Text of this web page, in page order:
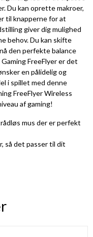
Du kan oprette makroer,
til knapperne for at
giver dig mulighed
behov. Du kan skifte
den perfekte balance
FreeFlyer er det
en pålidelig og
i spillet med denne
FreeFlyer Wireless
af gaming!
mus der er perfekt
så det passer til dit